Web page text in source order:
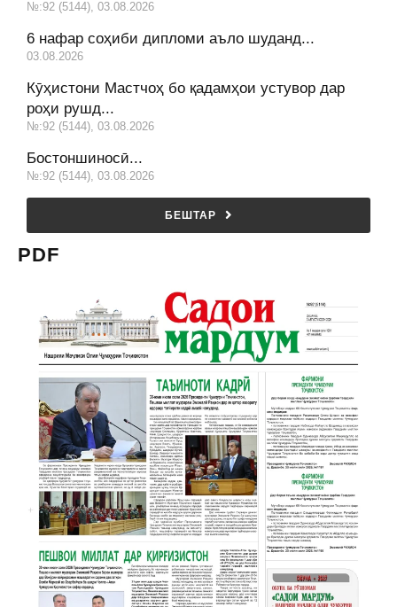
№:92 (5144), 03.08.2026
6 нафар соҳиби дипломи аъло шуданд...
03.08.2026
Кӯҳистони Мастчоҳ бо қадамҳои устувор дар
роҳи рушд...
№:92 (5144), 03.08.2026
Бостоншиносӣ...
№:92 (5144), 03.08.2026
БЕШТАР
PDF